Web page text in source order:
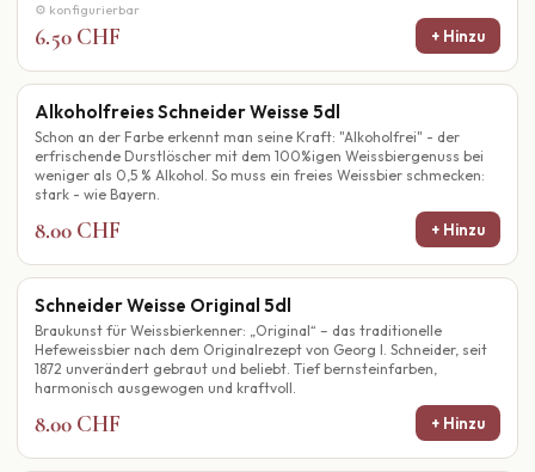
⚙ konfigurierbar
6.50 CHF + Hinzu
Alkoholfreies Schneider Weisse 5dl
Schon an der Farbe erkennt man seine Kraft: "Alkoholfrei" - der
erfrischende Durstlöscher mit dem 100%igen Weissbiergenuss bei
weniger als 0,5 % Alkohol. So muss ein freies Weissbier schmecken:
stark - wie Bayern.
8.00 CHF + Hinzu
Schneider Weisse Original 5dl
Braukunst für Weissbierkenner: „Original“ – das traditionelle
Hefeweissbier nach dem Originalrezept von Georg I. Schneider, seit
1872 unverändert gebraut und beliebt. Tief bernsteinfarben,
harmonisch ausgewogen und kraftvoll.
8.00 CHF + Hinzu